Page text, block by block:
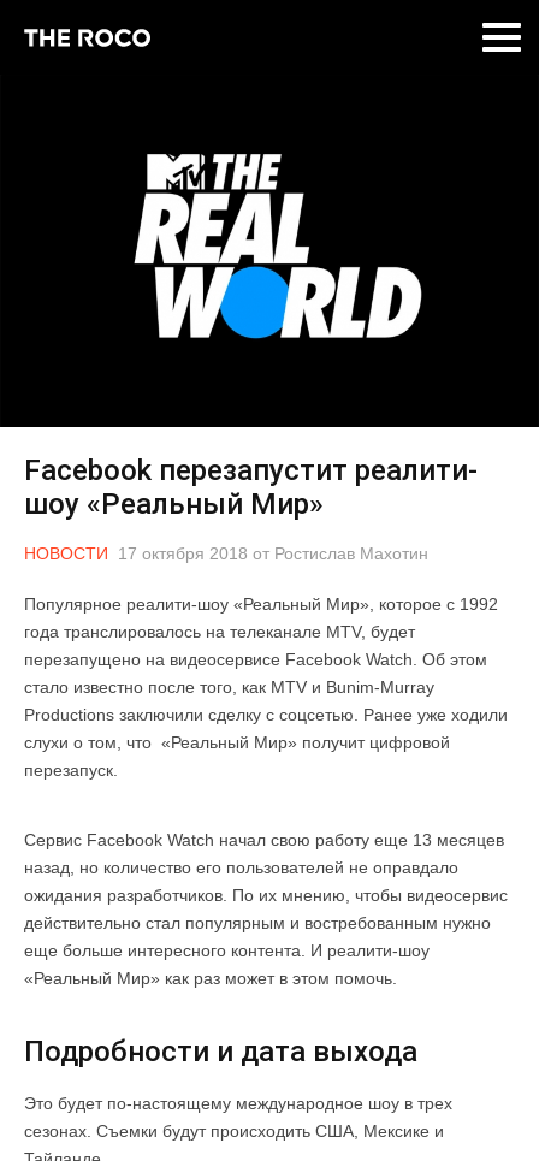
Facebook перезапустит реалити-
шоу «Реальный Мир»
НОВОСТИ 17 октября 2018 от Ростислав Махотин
Популярное реалити-шоу «Реальный Мир», которое c 1992
года транслировалось на телеканале MTV, будет
перезапущено на видеосервисе Facebook Watch. Об этом
стало известно после того, как MTV и Bunim-Murray
Productions заключили сделку с соцсетью. Ранее уже ходили
слухи о том, что «Реальный Мир» получит цифровой
перезапуск.
Сервис Facebook Watch начал свою работу еще 13 месяцев
назад, но количество его пользователей не оправдало
ожидания разработчиков. По их мнению, чтобы видеосервис
действительно стал популярным и востребованным нужно
еще больше интересного контента. И реалити-шоу
«Реальный Мир» как раз может в этом помочь.
Подробности и дата выхода
Это будет по-настоящему международное шоу в трех
сезонах. Съемки будут происходить США, Мексике и